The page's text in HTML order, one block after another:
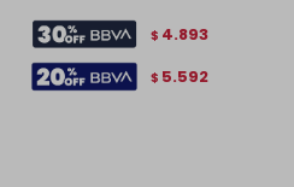
$ 4.893
$ 5.592